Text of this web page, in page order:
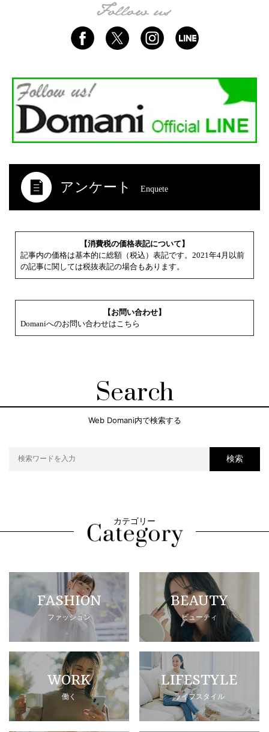
アンケート Enquete
【消費税の価格表記について】
記事内の価格は基本的に総額（税込）表記です。2021年4月以前
の記事に関しては税抜表記の場合もあります。
【お問い合わせ】
Domaniへのお問い合わせはこちら
Search
Web Domani内で検索する
検索
カテゴリー
FASHION
ファッション
BEAUTY
ビューティ
WORK
働く
LIFESTYLE
ライフスタイル